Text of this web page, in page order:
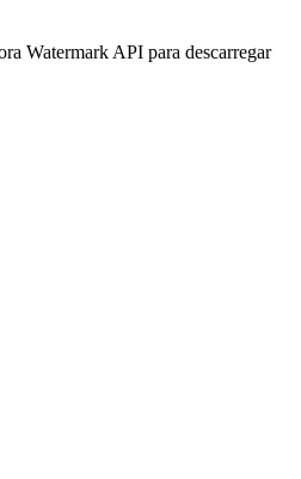
Watermark API para descarregar